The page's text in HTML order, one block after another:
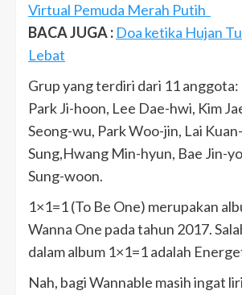
Virtual Pemuda Merah Putih
BACA JUGA : Doa ketika Hujan
Lebat
Grup yang terdiri dari 11 anggota:
Park Ji-hoon, Lee Dae-hwi, Kim
Seong-wu, Park Woo-jin, Lai
Sung,Hwang Min-hyun, Bae Jin-
Sung-woon.
1×1=1 (To Be One) merupakan
Wanna One pada tahun 2017.
dalam album 1×1=1 adalah
Nah, bagi Wannable masih ingat